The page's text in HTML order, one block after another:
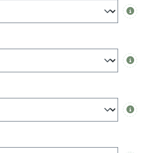
Info
Info
Info